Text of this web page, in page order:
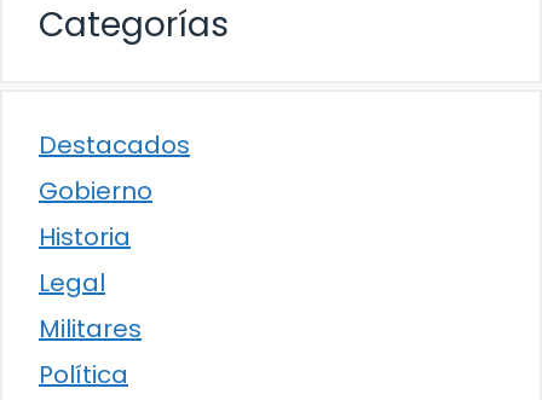
Categorías
Destacados
Gobierno
Historia
Legal
Militares
Política